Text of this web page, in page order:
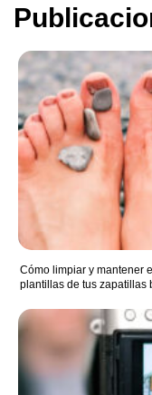
Cómo limpiar y mantener
plantillas de tus zapatillas